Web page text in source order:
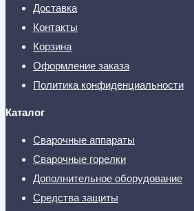
Доставка
Контакты
Корзина
Оформление заказа
Политика конфиденциальности
Каталог
Сварочные аппараты
Сварочные горелки
Дополнительное оборудование
Средства защиты